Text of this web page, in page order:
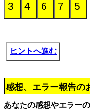
ヒントへ進む
感想、エラー報告の
あなたの感想やエラー